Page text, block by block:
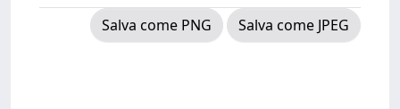
Salva come PNG
Salva come JPEG